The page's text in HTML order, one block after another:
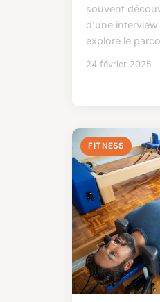
souvent
d'une
exploré le
24 février 2025
FITNESS